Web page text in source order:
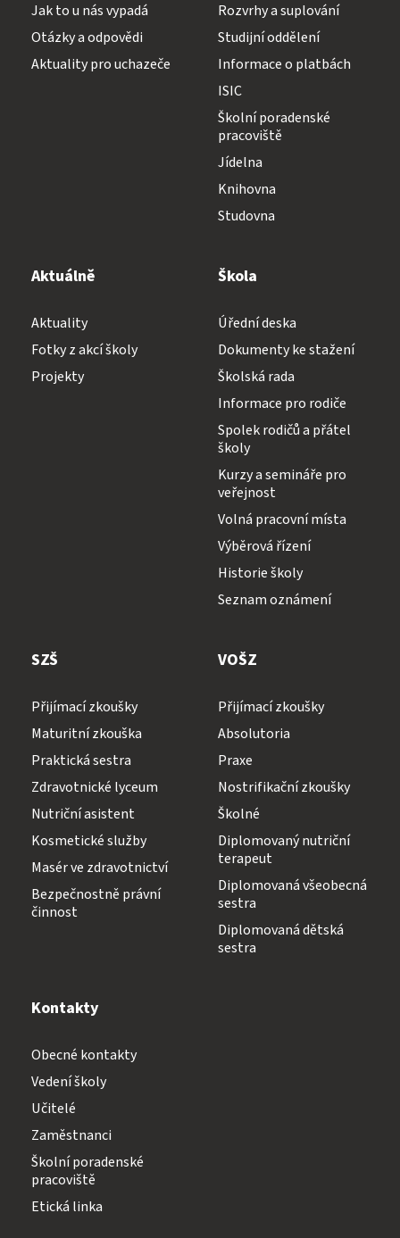
Bezpečnostně právní činnost
Diplomovaný nutriční terapeut
Diplomovaná všeobecná sestra
Diplomovaná dětská sestra
Jídelníček
sekretariat@szs5kvetna.cz
Jak to u nás vypadá
Otázky a odpovědi
Aktuality pro uchazeče
Rozvrhy a suplování
Studijní oddělení
Informace o platbách
ISIC
Školní poradenské
pracoviště
Jídelna
Knihovna
Studovna
Aktuálně
Aktuality
Fotky z akcí školy
Projekty
Škola
Úřední deska
Dokumenty ke stažení
Školská rada
Informace pro rodiče
Spolek rodičů a přátel
školy
Kurzy a semináře pro
veřejnost
Volná pracovní místa
Výběrová řízení
Historie školy
Seznam oznámení
SZŠ
Přijímací zkoušky
Maturitní zkouška
Praktická sestra
Zdravotnické lyceum
Nutriční asistent
Kosmetické služby
Masér ve zdravotnictví
Bezpečnostně právní
činnost
VOŠZ
Přijímací zkoušky
Absolutoria
Praxe
Nostrifikační zkoušky
Školné
Diplomovaný nutriční
terapeut
Diplomovaná všeobecná
sestra
Diplomovaná dětská
sestra
Kontakty
Obecné kontakty
Vedení školy
Učitelé
Zaměstnanci
Školní poradenské
pracoviště
Etická linka